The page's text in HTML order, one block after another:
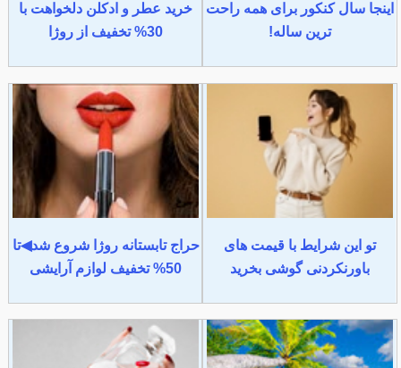
اینجا سال کنکور برای همه راحت
ترین ساله!
خرید عطر و ادکلن دلخواهت با
30% تخفیف از روژا
تو این شرایط با قیمت های
باورنکردنی گوشی بخرید
حراج تابستانه روژا شروع شد◀تا
50% تخفیف لوازم آرایشی